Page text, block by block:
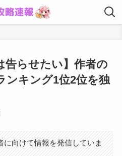
告らせたい】作者の
ンキング1位2位を独
に向けて情報を発信していま